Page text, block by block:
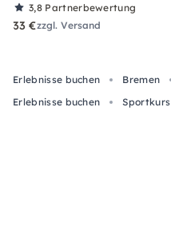
3,8 Partnerbewertung
33 €zzgl. Versand
Erlebnisse buchen Bremen
Erlebnisse buchen
Sportkurs